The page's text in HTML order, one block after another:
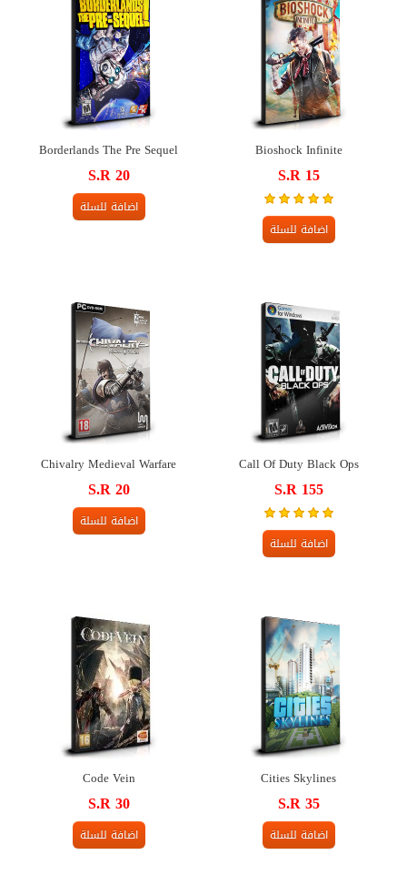
Bioshock Infinite
S.R 15
اضافة للسلة
Borderlands The Pre Sequel
S.R 20
اضافة للسلة
Call Of Duty Black Ops
S.R 155
اضافة للسلة
Chivalry Medieval Warfare
S.R 20
اضافة للسلة
Cities Skylines
S.R 35
اضافة للسلة
Code Vein
S.R 30
اضافة للسلة